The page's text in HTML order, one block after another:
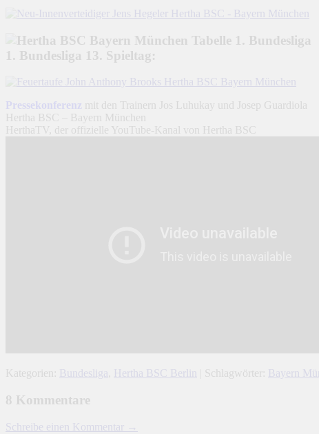
1. Bundesliga 13. Spieltag:
Pressekonferenz mit den Trainern Jos Luhukay und Josep Guardiola
Hertha BSC – Bayern München
HerthaTV, der offizielle YouTube-Kanal von Hertha BSC
Kategorien: Bundesliga Hertha BSC Berlin | Schlagwörter: Bayern
8 Kommentare
Schreibe einen Kommentar →